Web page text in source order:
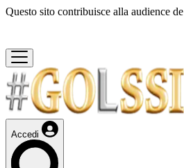
Questo sito contribuisce alla audience de
Accedi